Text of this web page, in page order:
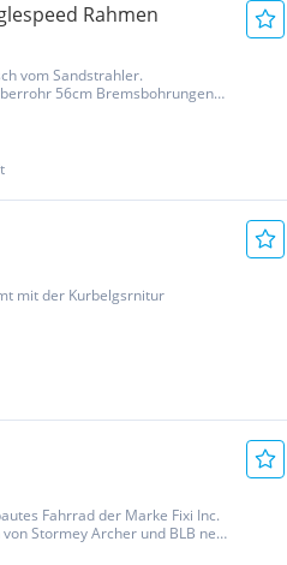
Rahmen
vom Sandstrahler.
56cm Bremsbohrungen
mit der Kurbelgsrnitur
Fahrrad der Marke Fixi Inc.
Stormey Archer und BLB neu